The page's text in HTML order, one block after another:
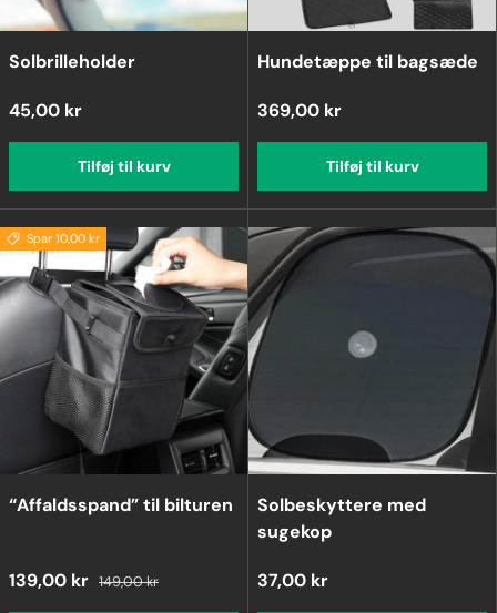
Solbrilleholder
45,00 kr
Tilføj til kurv
Hundetæppe til bagsæde
369,00 kr
Tilføj til kurv
Spar 10,00 kr
“Affaldsspand” til bilturen
139,00 kr 149,00 kr
Solbeskyttere med
sugekop
37,00 kr